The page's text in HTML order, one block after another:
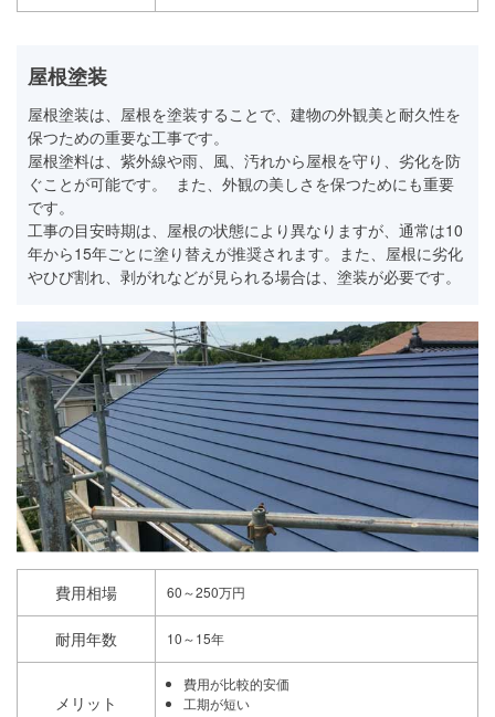
屋根塗装
屋根塗装は、屋根を塗装することで、建物の外観美と耐久性を
保つための重要な工事です。
屋根塗料は、紫外線や雨、風、汚れから屋根を守り、劣化を防
ぐことが可能です。 また、外観の美しさを保つためにも重要
です。
工事の目安時期は、屋根の状態により異なりますが、通常は10
年から15年ごとに塗り替えが推奨されます。また、屋根に劣化
やひび割れ、剥がれなどが見られる場合は、塗装が必要です。
費用相場 60～250万円
耐用年数 10～15年
メリット
費用が比較的安価
工期が短い